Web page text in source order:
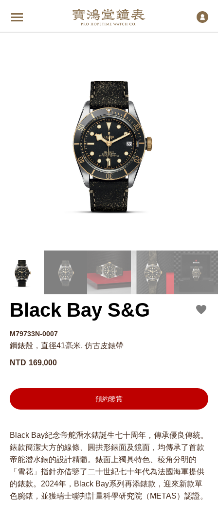
Black Bay S&G
M79733N-0007
鋼錶殼，直徑41毫米, 仿古皮錶帶
NTD 169,000
預約鑒賞
Black Bay紀念帝舵潛水錶誕生七十周年，傳承優良傳統。
錶款簡潔大方的線條、圓拱形錶面及鏡面，均傳承了首款
帝舵潛水錶的設計精髓。錶面上獨具特色、稜角分明的
「雪花」指針亦借鑒了二十世紀七十年代為法國海軍提供
的錶款。2024年，Black Bay系列再添錶款，迎來新款單
色腕錶，並獲瑞士聯邦計量科學研究院（METAS）認證。